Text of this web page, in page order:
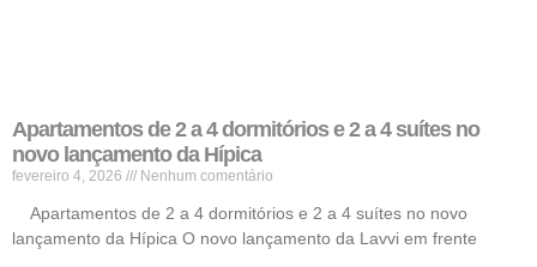
Apartamentos de 2 a 4 dormitórios e 2 a 4 suítes no
novo lançamento da Hípica
fevereiro 4, 2026 Nenhum comentário
Apartamentos de 2 a 4 dormitórios e 2 a 4 suítes no novo
lançamento da Hípica O novo lançamento da Lavvi em frente